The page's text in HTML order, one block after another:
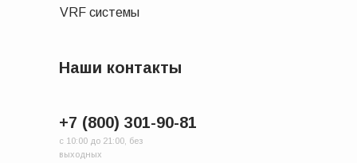
VRF системы
Наши контакты
+7 (800) 301-90-81
с 10:00 до 21:00, без
выходных